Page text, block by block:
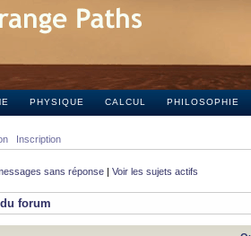
PHYSIQUE CALCUL PHILOSOPHIE
Inscription
sans réponse | Voir les sujets actifs
forum